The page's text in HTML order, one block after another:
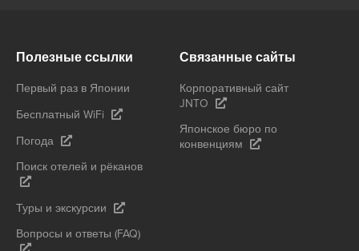
Полезные ссылки
Первый раз в Японии
Бесплатный WiFi
Погода
Поиск отелей и рёканов
Туры и экскурсии
Вопросы и ответы (FAQ)
Связанные сайты
Корпоративный сайт
JNTO
Японское бюро по
конвенциям